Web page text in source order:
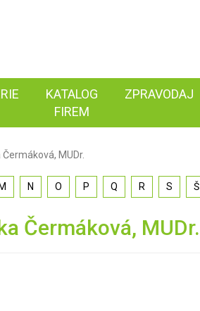
KATALOG
FIREM
ZPRAVODAJ
MUDr.
M N O P Q R S Š
Čermáková, MUDr.